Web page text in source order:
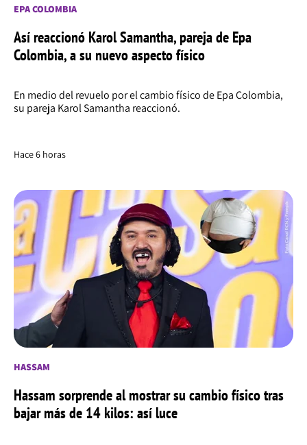
EPA COLOMBIA
Así reaccionó Karol Samantha, pareja de Epa
Colombia, a su nuevo aspecto físico
En medio del revuelo por el cambio físico de Epa Colombia,
su pareja Karol Samantha reaccionó.
Hace 6 horas
HASSAM
Hassam sorprende al mostrar su cambio físico tras
bajar más de 14 kilos: así luce